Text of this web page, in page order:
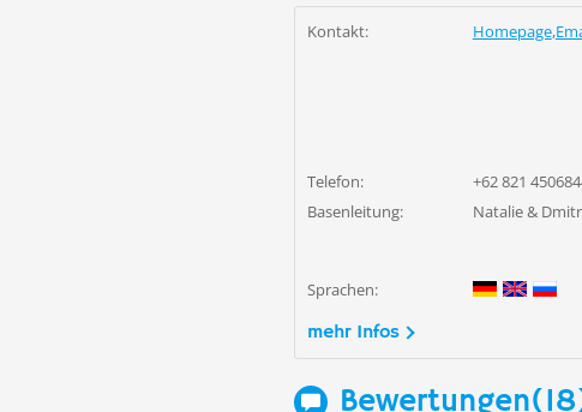
Kontakt: Homepage,
Telefon:
+62 821
Basenleitung:
Natalie &
Sprachen:
mehr Infos